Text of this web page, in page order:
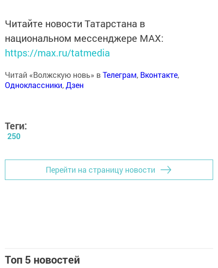
Читайте новости Татарстана в
национальном мессенджере MАХ:
https://max.ru/tatmedia
Читай «Волжскую новь» вТелеграм, Вконтакте,
Одноклассники,Дзен
Теги:
250
Перейти на страницу новости
Топ 5 новостей